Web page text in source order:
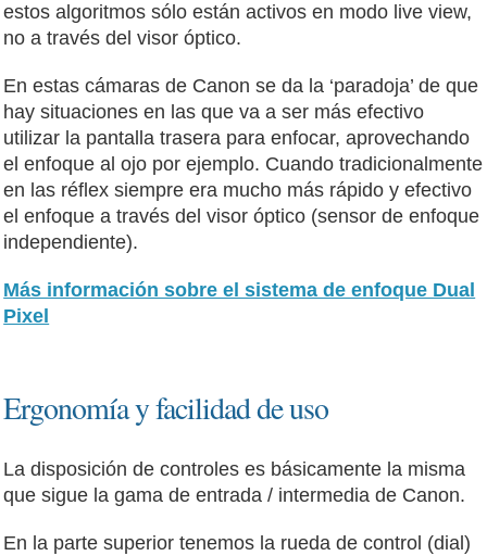
estos algoritmos sólo están activos en modo live view,
no a través del visor óptico.
En estas cámaras de Canon se da la ‘paradoja’ de que
hay situaciones en las que va a ser más efectivo
utilizar la pantalla trasera para enfocar, aprovechando
el enfoque al ojo por ejemplo. Cuando tradicionalmente
en las réflex siempre era mucho más rápido y efectivo
el enfoque a través del visor óptico (sensor de enfoque
independiente).
Más información sobre el sistema de enfoque Dual
Pixel
Ergonomía y facilidad de uso
La disposición de controles es básicamente la misma
que sigue la gama de entrada / intermedia de Canon.
En la parte superior tenemos la rueda de control (dial)